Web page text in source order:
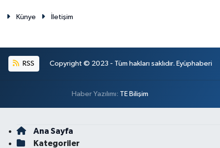
Künye İletişim
RSS Copyright © 2023 - Tüm hakları saklıdır. Eyüphaberi
Haber Yazılımı: TE Bilişim
Ana Sayfa
Kategoriler